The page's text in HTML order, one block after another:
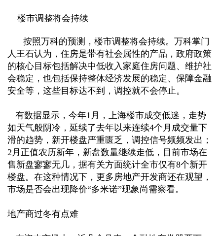
楼市调整将会持续
按照万科的预测，楼市调整将会持续。万科掌门
人王石认为，住房是带有社会属性的产品，政府政策
的核心目标包括解决中低收入家庭住房问题、维护社
会稳定，也包括保持整体经济发展的稳定、保障金融
安全等，这些目标达不到，调控就不会停止。
有数据显示，今年1月，上海楼市成交低迷，走势
如天气般阴冷，延续了去年以来连续4个月成交量下
滑的趋势，新开楼盘严重匮乏，调控信号频频发出；
2月正值农历新年，新盘数量继续走低，目前市场在
售新盘寥寥无几，据有关方面统计全市仅有8个新开
楼盘。在这种情况下，更多房地产开发商还在观望，
市场是否会出现降价“多米诺”现象尚需察看。
地产商过冬有点难